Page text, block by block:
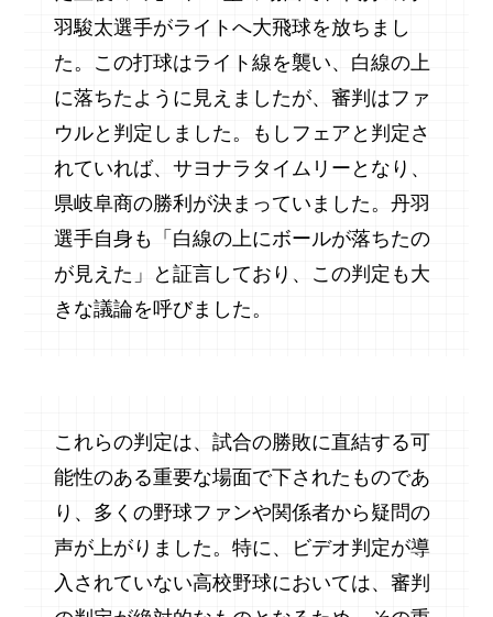
羽駿太選手がライトへ大飛球を放ちまし
た。この打球はライト線を襲い、白線の上
に落ちたように見えましたが、審判はファ
ウルと判定しました。もしフェアと判定さ
れていれば、サヨナラタイムリーとなり、
県岐阜商の勝利が決まっていました。丹羽
選手自身も「白線の上にボールが落ちたの
が見えた」と証言しており、この判定も大
きな議論を呼びました。
これらの判定は、試合の勝敗に直結する可
能性のある重要な場面で下されたものであ
り、多くの野球ファンや関係者から疑問の
声が上がりました。特に、ビデオ判定が導
入されていない高校野球においては、審判